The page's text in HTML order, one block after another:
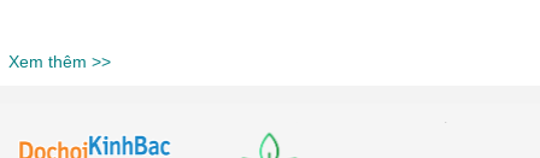
Xem thêm >>